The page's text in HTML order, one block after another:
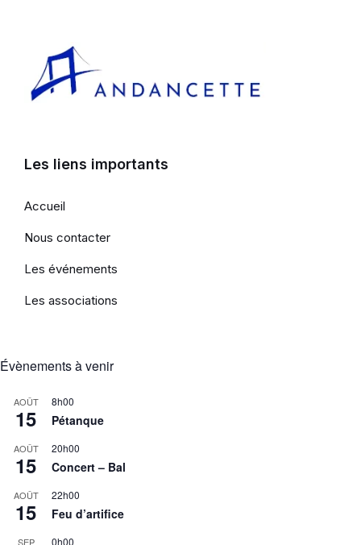
Les liens importants
Accueil
Nous contacter
Les événements
Les associations
Évènements à venir
AOÛT
15
8h00
Pétanque
AOÛT
15
20h00
Concert – Bal
AOÛT
15
22h00
Feu d’artifice
SEP 0h00